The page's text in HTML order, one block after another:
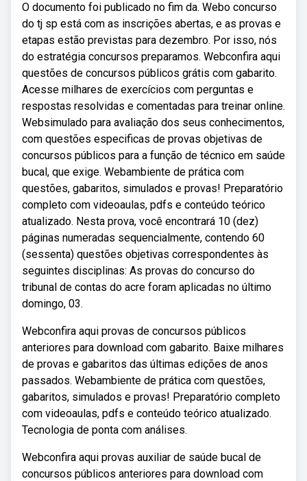
O documento foi publicado no fim da. Webo concurso
do tj sp está com as inscrições abertas, e as provas e
etapas estão previstas para dezembro. Por isso, nós
do estratégia concursos preparamos. Webconfira aqui
questões de concursos públicos grátis com gabarito.
Acesse milhares de exercícios com perguntas e
respostas resolvidas e comentadas para treinar online.
Websimulado para avaliação dos seus conhecimentos,
com questões especificas de provas objetivas de
concursos públicos para a função de técnico em saúde
bucal, que exige. Webambiente de prática com
questões, gabaritos, simulados e provas! Preparatório
completo com videoaulas, pdfs e conteúdo teórico
atualizado. Nesta prova, você encontrará 10 (dez)
páginas numeradas sequencialmente, contendo 60
(sessenta) questões objetivas correspondentes às
seguintes disciplinas: As provas do concurso do
tribunal de contas do acre foram aplicadas no último
domingo, 03.
Webconfira aqui provas de concursos públicos
anteriores para download com gabarito. Baixe milhares
de provas e gabaritos das últimas edições de anos
passados. Webambiente de prática com questões,
gabaritos, simulados e provas! Preparatório completo
com videoaulas, pdfs e conteúdo teórico atualizado.
Tecnologia de ponta com análises.
Webconfira aqui provas auxiliar de saúde bucal de
concursos públicos anteriores para download com